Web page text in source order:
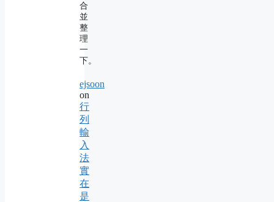
合
並
整
理
一
下。
ejsoon
on
行
列
輸
入
法
實
在
是